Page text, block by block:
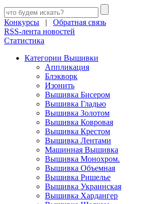
Конкурсы | Обратная связь
RSS-лента новостей
Статистика
Категории Вышивки
Аппликация
Блэкворк
Изонить
Вышивка Бисером
Вышивка Гладью
Вышивка Золотом
Вышивка Ковровая
Вышивка Крестом
Вышивка Лентами
Машинная Вышивка
Вышивка Монохром.
Вышивка Объемная
Вышивка Ришелье
Вышивка Украинская
Вышивка Хардангер